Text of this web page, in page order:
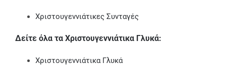
Χριστουγεννιάτικες Συνταγές
Δείτε όλα τα Χριστουγεννιάτικα Γλυκά:
Χριστουγεννιάτικα Γλυκά